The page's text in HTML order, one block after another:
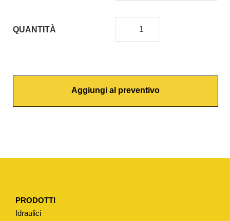
QUANTITÀ
C
R
W
R
P
O
Aggiungi al preventivo
PRODOTTI
Idraulici